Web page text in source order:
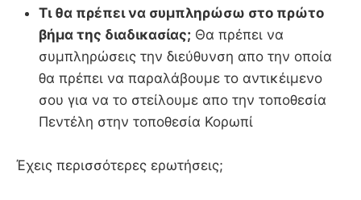
Τι θα πρέπει να συμπληρώσω στο πρώτο
βήμα της διαδικασίας; Θα πρέπει να
συμπληρώσεις την διεύθυνση απο την οποία
θα πρέπει να παραλάβουμε το αντικέιμενο
σου για να το στείλουμε απο την τοποθεσία
Πεντέλη στην τοποθεσία Κορωπί
Έχεις περισσότερες ερωτήσεις;